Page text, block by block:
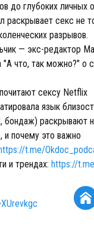
до глубоких
раскрывает секс не
разрывов.
— экс-редактор
"А что, так можно?" о
сексу Netflix
язык
раскрывают
почему это важно
t.me/
и трендах: https://